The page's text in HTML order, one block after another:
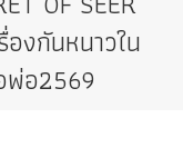
องกันหนาวใน
พ่อ2569